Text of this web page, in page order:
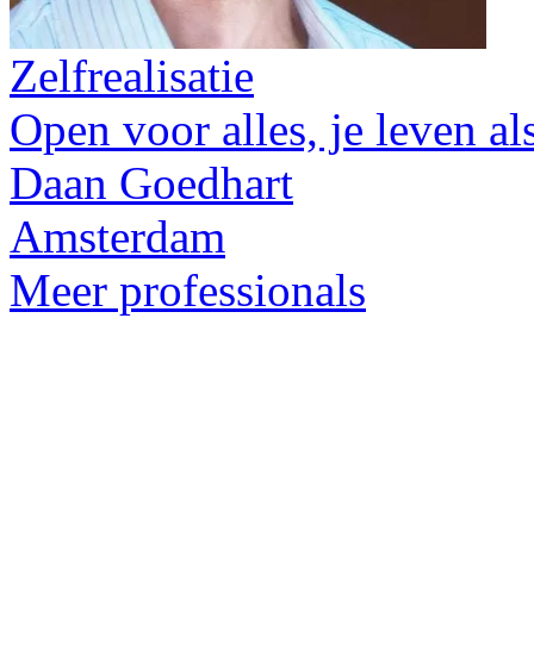
Zelfrealisatie
Open voor alles, je leven
Daan Goedhart
Amsterdam
Meer professionals